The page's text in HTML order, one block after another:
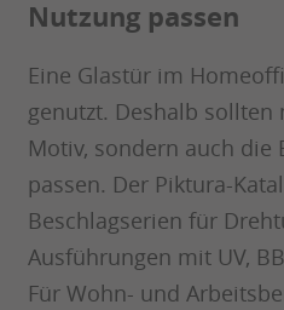
Nutzung passen
Eine Glastür im
genutzt. Deshalb sollten
Motiv, sondern auch die
passen. Der Piktura-
Beschlagserien für
Ausführungen mit UV,
Für Wohn- und